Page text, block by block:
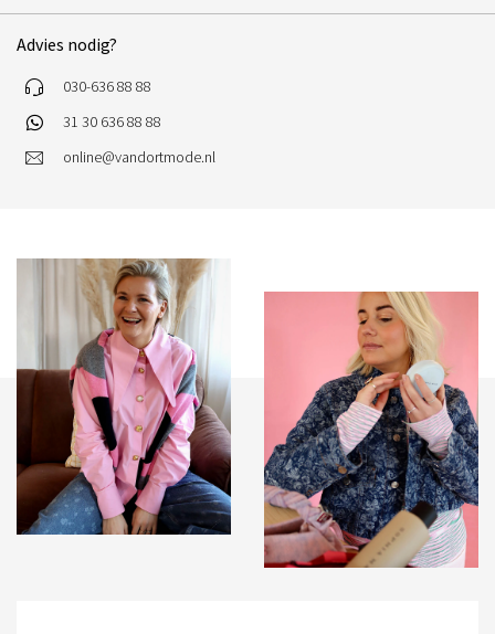
Advies nodig?
030-636 88 88
31 30 636 88 88
online@vandortmode.nl